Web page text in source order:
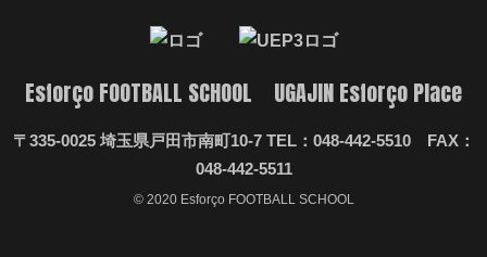
Esforço FOOTBALL SCHOOL UGAJIN Esforço Place
〒335-0025 埼玉県戸田市南町10-7 TEL：048-442-5510 FAX：
048-442-5511
© 2020 Esforço FOOTBALL SCHOOL